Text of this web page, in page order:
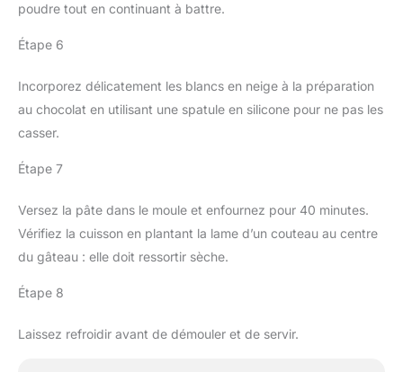
poudre tout en continuant à battre.
Étape 6
Incorporez délicatement les blancs en neige à la préparation
au chocolat en utilisant une spatule en silicone pour ne pas les
casser.
Étape 7
Versez la pâte dans le moule et enfournez pour 40 minutes.
Vérifiez la cuisson en plantant la lame d’un couteau au centre
du gâteau : elle doit ressortir sèche.
Étape 8
Laissez refroidir avant de démouler et de servir.